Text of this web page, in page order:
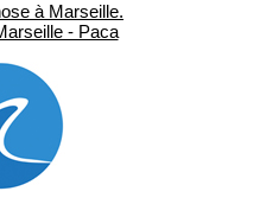
à Marseille.
- Paca